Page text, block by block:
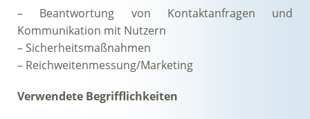
– Beantwortung von Kontaktanfragen und
Kommunikation mit Nutzern
– Sicherheitsmaßnahmen
– Reichweitenmessung/Marketing
Verwendete Begrifflichkeiten